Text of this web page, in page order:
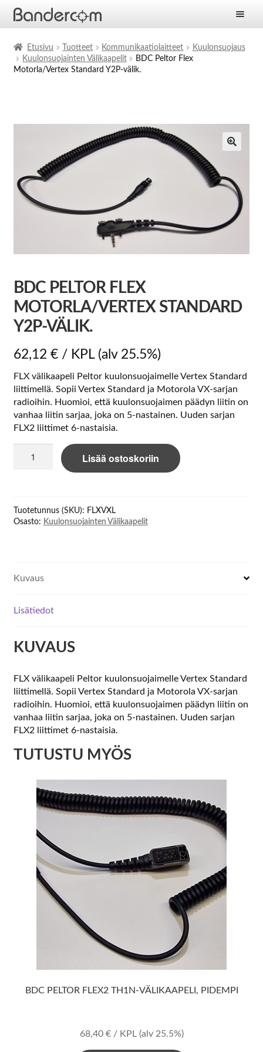
Tuotteet
tason
valikko
Palvelut
tason
Ajankohtaista
Yhteystiedot
Etusivu Tuotteet Kommunikaatiolaitteet
Kuulonsuojaus
Kuulonsuojainten Välikaapelit
BDC Peltor Flex
Motorla/Vertex Standard Y2P-välik.
BDC PELTOR FLEX
MOTORLA/VERTEX STANDARD
Y2P-VÄLIK.
62,12 €/ KPL (alv 25.5%)
FLX välikaapeli Peltor kuulonsuojaimelle Vertex Standard
liittimellä. Sopii Vertex Standard ja Motorola VX-sarjan
radioihin. Huomioi, että kuulonsuojaimen päädyn liitin on
vanhaa liitin sarjaa, joka on 5-nastainen. Uuden sarjan
FLX2 liittimet 6-nastaisia.
Peltor
Y2P-
välik.
Lisää ostoskoriin
Tuotetunnus (SKU): FLXVXL
Osasto: Kuulonsuojainten Välikaapelit
Kuvaus
Lisätiedot
KUVAUS
FLX välikaapeli Peltor kuulonsuojaimelle Vertex Standard
liittimellä. Sopii Vertex Standard ja Motorola VX-sarjan
radioihin. Huomioi, että kuulonsuojaimen päädyn liitin on
vanhaa liitin sarjaa, joka on 5-nastainen. Uuden sarjan
FLX2 liittimet 6-nastaisia.
TUTUSTU MYÖS
BDC PELTOR FLEX2 TH1N-VÄLIKAAPELI, PIDEMPI
68,40 €/ KPL (alv 25.5%)